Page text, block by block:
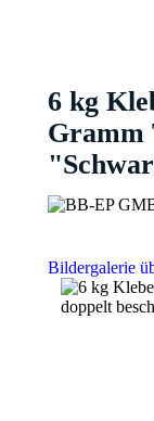
6 kg
Gramm
Bildergalerie